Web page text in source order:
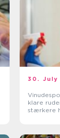
30. July
klare
stærkere